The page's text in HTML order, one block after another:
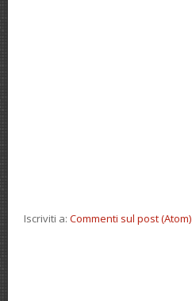
Iscriviti a: Commenti sul post (Atom)